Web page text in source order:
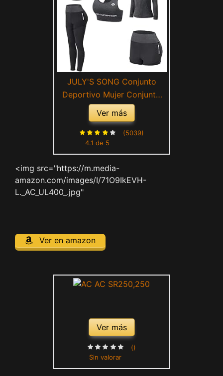
JULY'S SONG Conjunto
Deportivo Mujer Conjunto
Yoga 5 Piezas Conjuntos
Deportivos para Mujer Yoga
Fitness Deporte Chándales
Deportivo Ropa de Correr
Ejercicio
Ver más
4.1 de 5
(5039)
<img src="https://m.media-
amazon.com/images/I/71O9IkEVH-
L._AC_UL400_.jpg"
Ver en amazon
Ver más
Sin valorar
()